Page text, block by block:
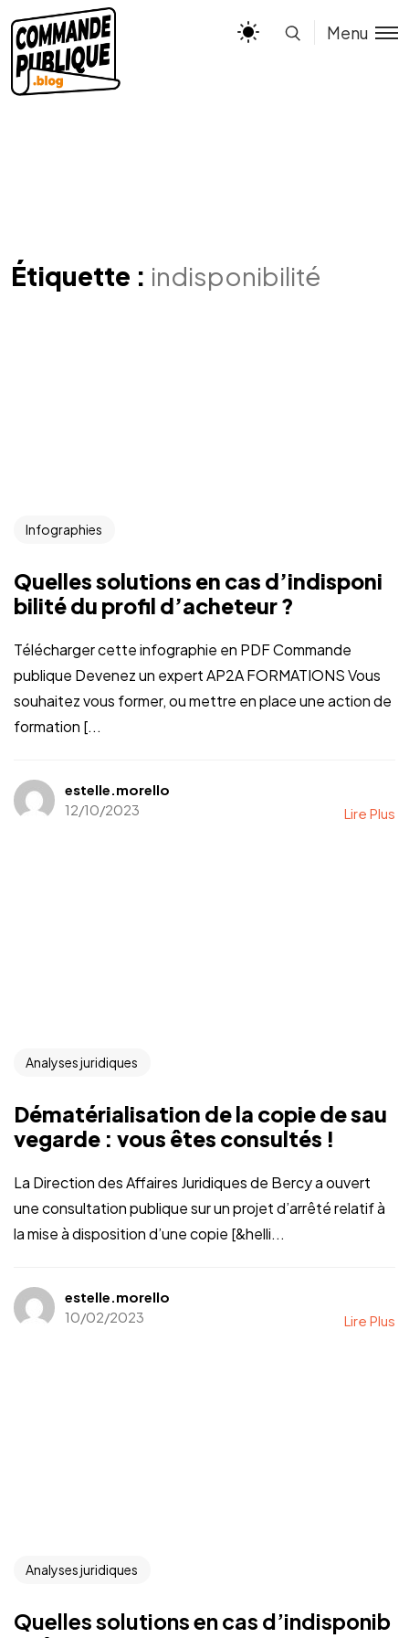
Menu
Étiquette : indisponibilité
Infographies
Quelles solutions en cas d’indisponi
bilité du profil d’acheteur ?
Télécharger cette infographie en PDF Commande
publique Devenez un expert AP2A FORMATIONS Vous
souhaitez vous former, ou mettre en place une action de
formation [...
estelle.morello
12/10/2023
Lire Plus
Analyses juridiques
Dématérialisation de la copie de sau
vegarde : vous êtes consultés !
La Direction des Affaires Juridiques de Bercy a ouvert
une consultation publique sur un projet d’arrêté relatif à
la mise à disposition d’une copie [&helli...
estelle.morello
10/02/2023
Lire Plus
Analyses juridiques
Quelles solutions en cas d’indisponib